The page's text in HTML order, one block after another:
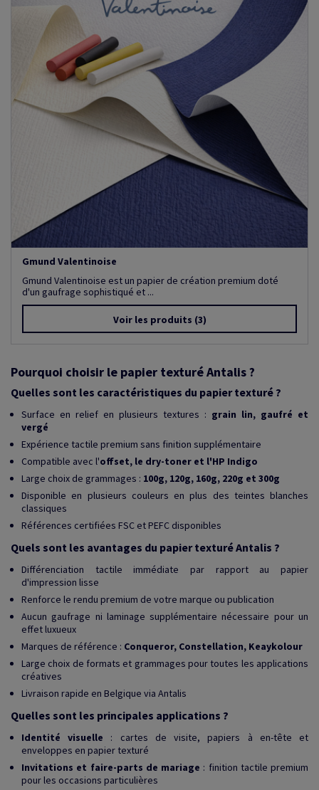
Gmund Valentinoise
Gmund Valentinoise est un papier de création premium doté
d'un gaufrage sophistiqué et ...
Voir les produits (3)
Pourquoi choisir le papier texturé Antalis ?
Quelles sont les caractéristiques du papier texturé ?
Surface en relief en plusieurs textures : grain lin, gaufré et
vergé
Expérience tactile premium sans finition supplémentaire
Compatible avec l'offset, le dry-toner et l'HP Indigo
Large choix de grammages : 100g, 120g, 160g, 220g et 300g
Disponible en plusieurs couleurs en plus des teintes blanches
classiques
Références certifiées FSC et PEFC disponibles
Quels sont les avantages du papier texturé Antalis ?
Différenciation tactile immédiate par rapport au papier
d'impression lisse
Renforce le rendu premium de votre marque ou publication
Aucun gaufrage ni laminage supplémentaire nécessaire pour un
effet luxueux
Marques de référence : Conqueror, Constellation, Keaykolour
Large choix de formats et grammages pour toutes les applications
créatives
Livraison rapide en Belgique via Antalis
Quelles sont les principales applications ?
Identité visuelle : cartes de visite, papiers à en-tête et
enveloppes en papier texturé
Invitations et faire-parts de mariage : finition tactile premium
pour les occasions particulières